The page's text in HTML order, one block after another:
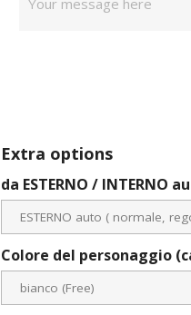
Extra options
da ESTERNO / INTERNO
Colore del personaggio